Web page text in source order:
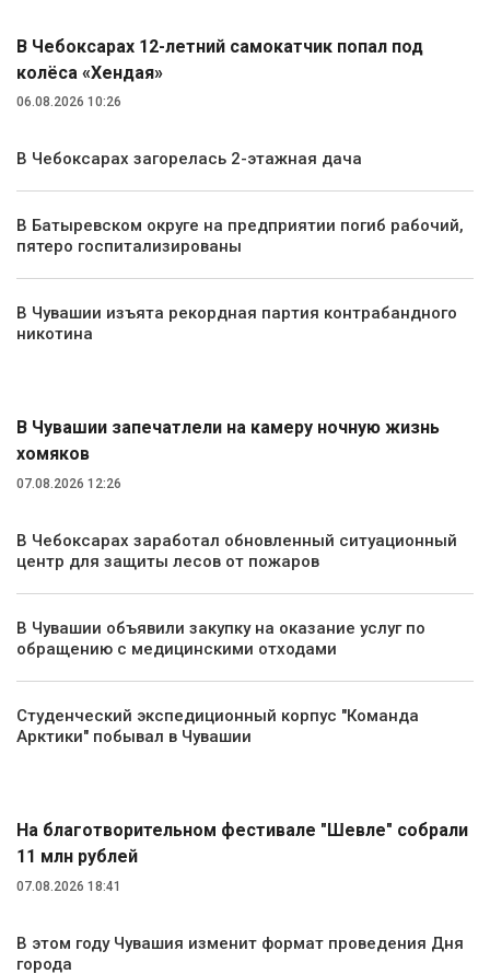
В Чебоксарах 12-летний самокатчик попал под
колёса «Хендая»
06.08.2026 10:26
В Чебоксарах загорелась 2-этажная дача
В Батыревском округе на предприятии погиб рабочий,
пятеро госпитализированы
В Чувашии изъята рекордная партия контрабандного
никотина
В Чувашии запечатлели на камеру ночную жизнь
хомяков
07.08.2026 12:26
В Чебоксарах заработал обновленный ситуационный
центр для защиты лесов от пожаров
В Чувашии объявили закупку на оказание услуг по
обращению с медицинскими отходами
Студенческий экспедиционный корпус "Команда
Арктики" побывал в Чувашии
На благотворительном фестивале "Шевле" собрали
11 млн рублей
07.08.2026 18:41
В этом году Чувашия изменит формат проведения Дня
города